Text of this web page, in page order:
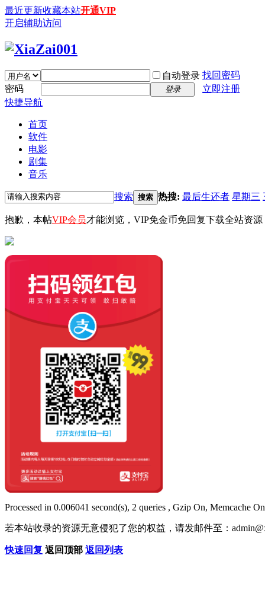
最近更新收藏本站开通VIP
开启辅助访问
自动登录 找回密码
密码
登录
立即注册
快捷导航
首页
软件
电影
剧集
音乐
搜索 搜索 热搜: 最后生还者 星期三
抱歉，本帖VIP会员才能浏览，VIP免金币免回复下载全站资源
Processed in 0.006041 second(s), 2 queries , Gzip On, Memcache
若本站收录的资源无意侵犯了您的权益，请发邮件至：
快速回复 返回顶部 返回列表